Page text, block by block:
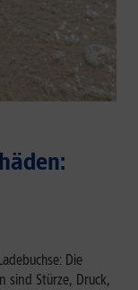
Die
sind Stürze, Druck,